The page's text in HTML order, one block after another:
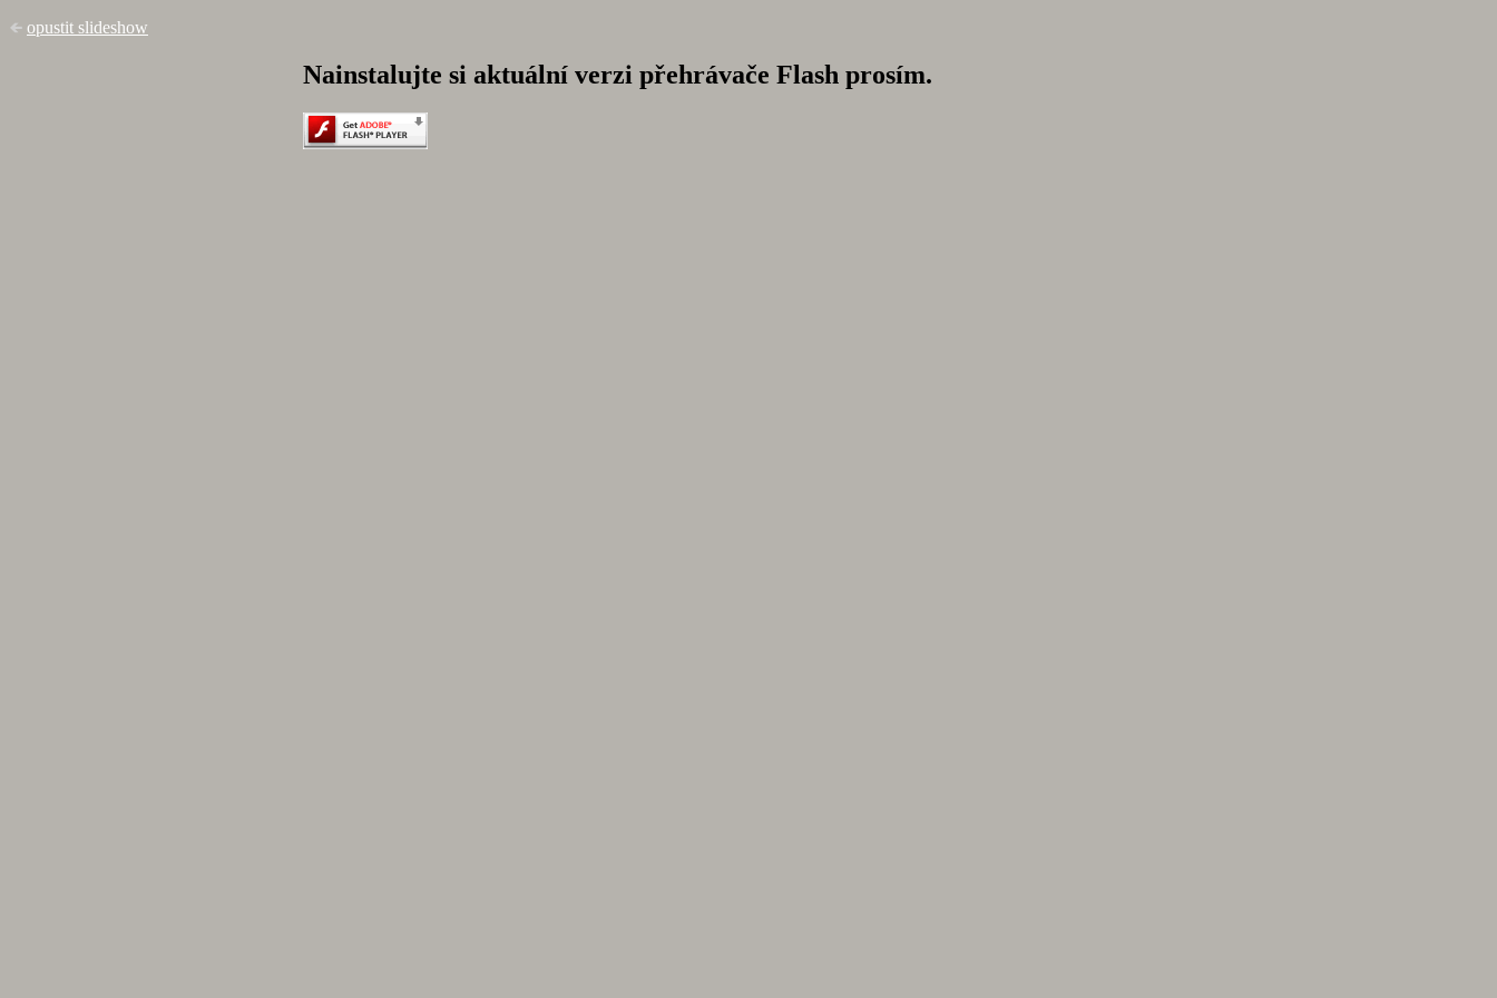
opustit slideshow
Nainstalujte si aktuální verzi přehrávače Flash prosím.